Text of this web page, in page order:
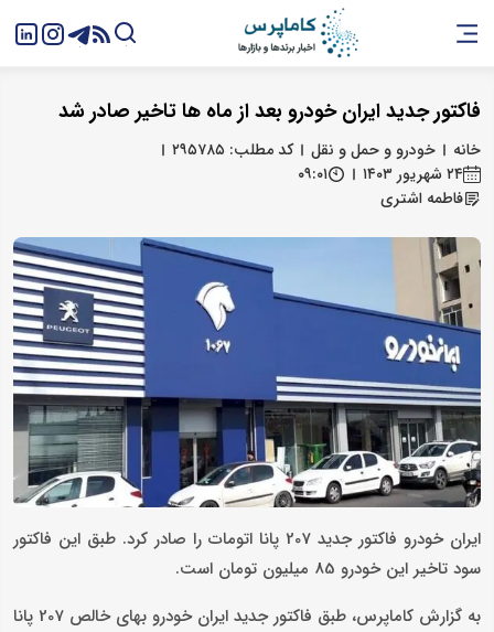
فاکتور جدید ایران خودرو بعد از ماه ها تاخیر صادر شد
خانه خودرو و حمل و نقل
کد مطلب: ۲۹۵۷۸۵
۲۴ شهریور ۱۴۰۳
۰۹:۰۱
فاطمه اشتری
ایران خودرو فاکتور جدید 207 پانا اتومات را صادر کرد. طبق این فاکتور
سود تاخیر این خودرو 85 میلیون تومان است.
به گزارش کاماپرس، طبق فاکتور جدید ایران خودرو بهای خالص 207 پانا